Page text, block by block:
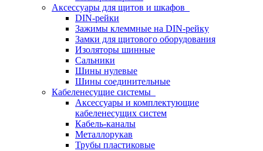
Аксессуары для щитов и шкафов
DIN-рейки
Зажимы клеммные на DIN-рейку
Замки для щитового оборудования
Изоляторы шинные
Сальники
Шины нулевые
Шины соединительные
Кабеленесущие системы
Аксессуары и комплектующие
кабеленесущих систем
Кабель-каналы
Металлорукав
Трубы пластиковые